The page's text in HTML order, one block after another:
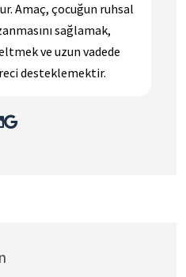
Amaç, çocuğun ruhsal
sağlamak,
ve uzun vadede
desteklemektir.